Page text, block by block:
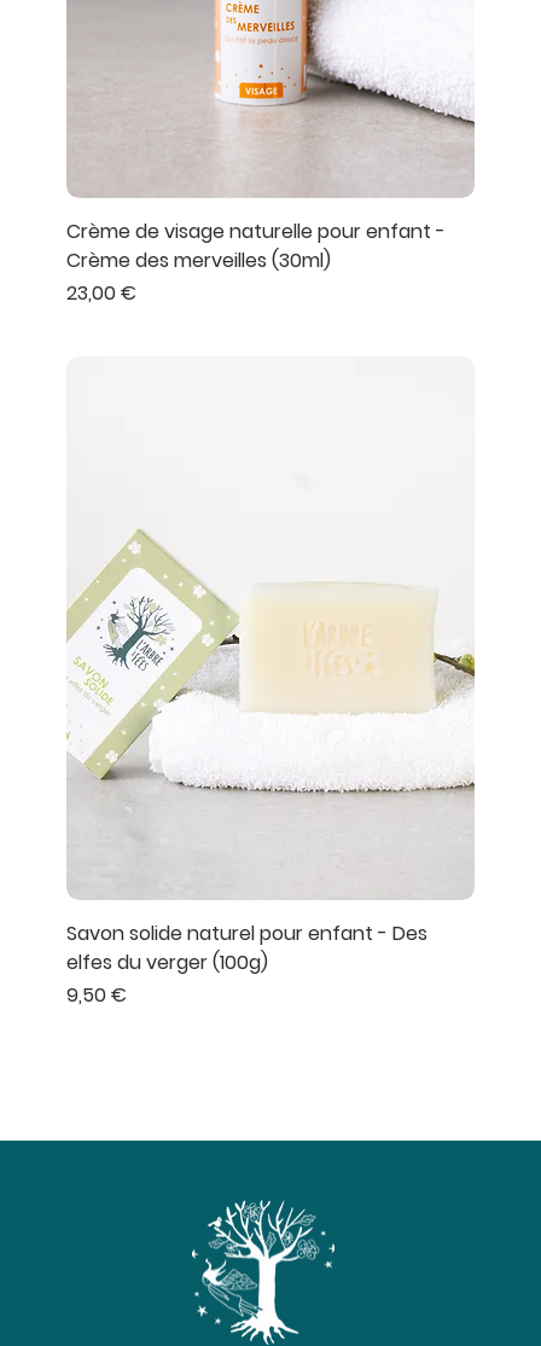
Crème de visage naturelle pour enfant -
Crème des merveilles (30ml)
Prix
23,00 €
Savon solide naturel pour enfant - Des
elfes du verger (100g)
Prix
9,50 €